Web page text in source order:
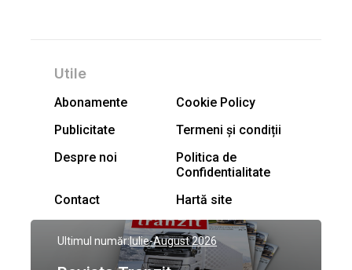
Utile
Abonamente
Cookie Policy
Publicitate
Termeni și condiții
Despre noi
Politica de
Confidentialitate
Contact
Hartă site
Ultimul număr:Iulie-August 2026